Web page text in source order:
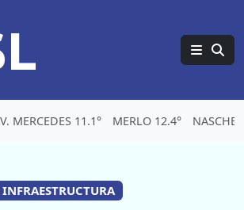
V. MERCEDES 11.1° MERLO 12.4°